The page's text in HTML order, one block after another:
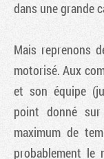
dans une grande
Mais reprenons
motorisé. Aux
et son équipe
point donné
maximum de
probablement le